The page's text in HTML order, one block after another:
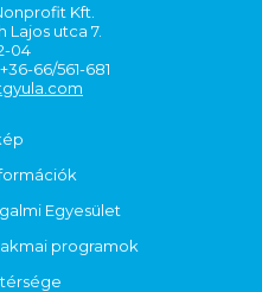
Kft.
Lajos utca 7.
04
66/561-681
Egyesület
programok
térsége